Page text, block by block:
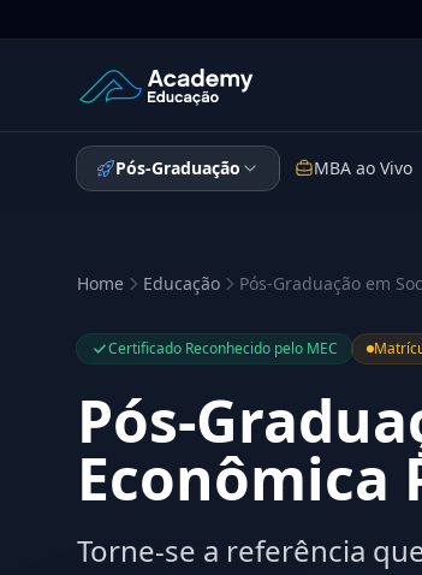
Academy Educação — Página Inicial
Pós-Graduação MBA ao Vivo
Home Educação Pós-Graduação em
Certificado Reconhecido pelo MEC
Pós-
Econômica
Torne-se a referência